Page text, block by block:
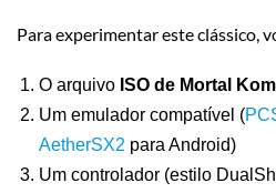
Para experimentar este clássico,
O arquivo ISO de Mortal
Um emulador compatível (
AetherSX2 para Android)
Um controlador (estilo